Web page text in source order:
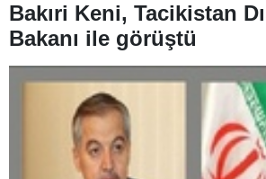
Bakıri Keni, Tacikistan
Bakanı ile görüştü